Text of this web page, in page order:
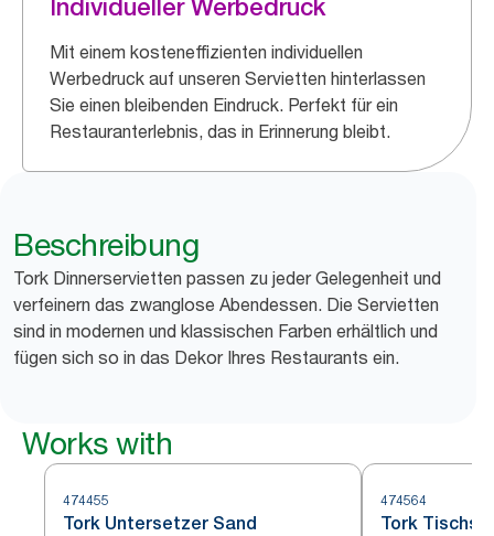
Individueller Werbedruck
Mit einem kosteneffizienten individuellen
Werbedruck auf unseren Servietten hinterlassen
Sie einen bleibenden Eindruck. Perfekt für ein
Restauranterlebnis, das in Erinnerung bleibt.
Beschreibung
Tork Dinnerservietten passen zu jeder Gelegenheit und
verfeinern das zwanglose Abendessen. Die Servietten
sind in modernen und klassischen Farben erhältlich und
fügen sich so in das Dekor Ihres Restaurants ein.
Works with
474455
Tork Untersetzer Sand
474564
Tork